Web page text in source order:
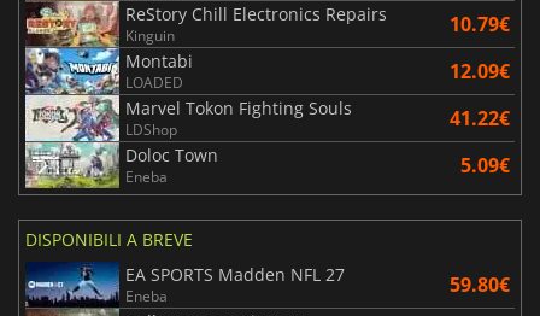
ReStory Chill Electronics Repairs
Kinguin 10.79€
Montabi
LOADED 12.09€
Marvel Tokon Fighting Souls
LDShop 41.22€
Doloc Town
Eneba 5.09€
DISPONIBILI A BREVE
EA SPORTS Madden NFL 27
Eneba 59.80€